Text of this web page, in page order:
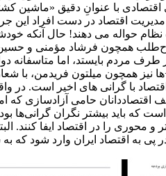
اقتصادی با عنوانِ دقیق «ماشین
مدیریت اقتصاد در دست افراد
نظام حواله می دهند! حال آنکه
همچون فرشاد مؤمنی و حسین
مردم بایستد، اما متاسفانه
همچون میلتون فریدمن، با
با گرانی های اخیر است. در
اقتصاددانان حامی
که باید بیشتر نگران گرانی‌ها
و محوری را در اقتصاد ایفا کنند.
پی به اقتصاد ایران وارد شود